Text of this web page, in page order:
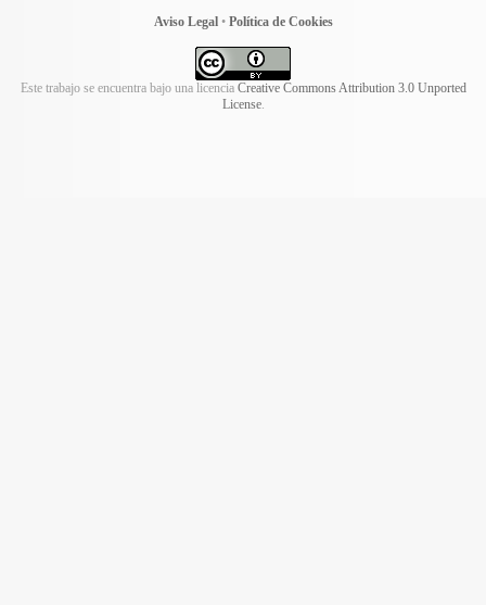
Aviso Legal• Política de Cookies
Este trabajo se encuentra bajo una licencia Creative Commons Attribution 3.0 Unported
License.